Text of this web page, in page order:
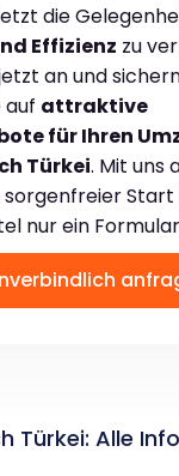
die
Effizienz zu
an und
auf attraktive
für Ihren
Türkei. Mit uns
sorgenfreier Start
nur ein
Türkei: Alle